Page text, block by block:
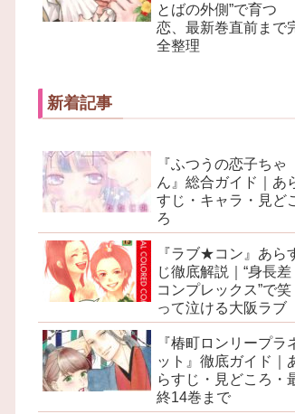
とばの外側”で育つ
恋、最新巻直前まで
全整理
新着記事
『ふつうの恋子ちゃ
ん』総合ガイド｜あ
すじ・キャラ・見ど
ろ
『ラブ★コン』あら
じ徹底解説｜“身長差
コンプレックス”で笑
って泣ける大阪ラブ
『椿町ロンリープラ
ット』徹底ガイド｜
らすじ・見どころ・
終14巻まで